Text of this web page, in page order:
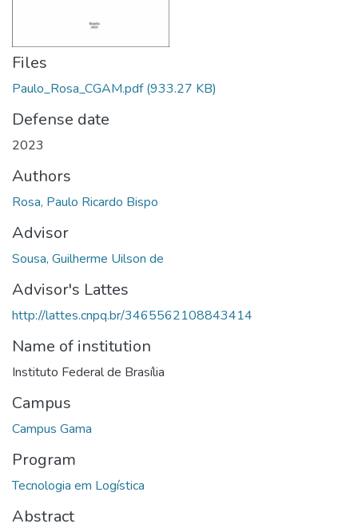
Files
Paulo_Rosa_CGAM.pdf(933.27 KB)
Defense date
2023
Authors
Rosa, Paulo Ricardo Bispo
Advisor
Sousa, Guilherme Uilson de
Advisor's Lattes
http://lattes.cnpq.br/3465562108843414
Name of institution
Instituto Federal de Brasília
Campus
Campus Gama
Program
Tecnologia em Logística
Abstract